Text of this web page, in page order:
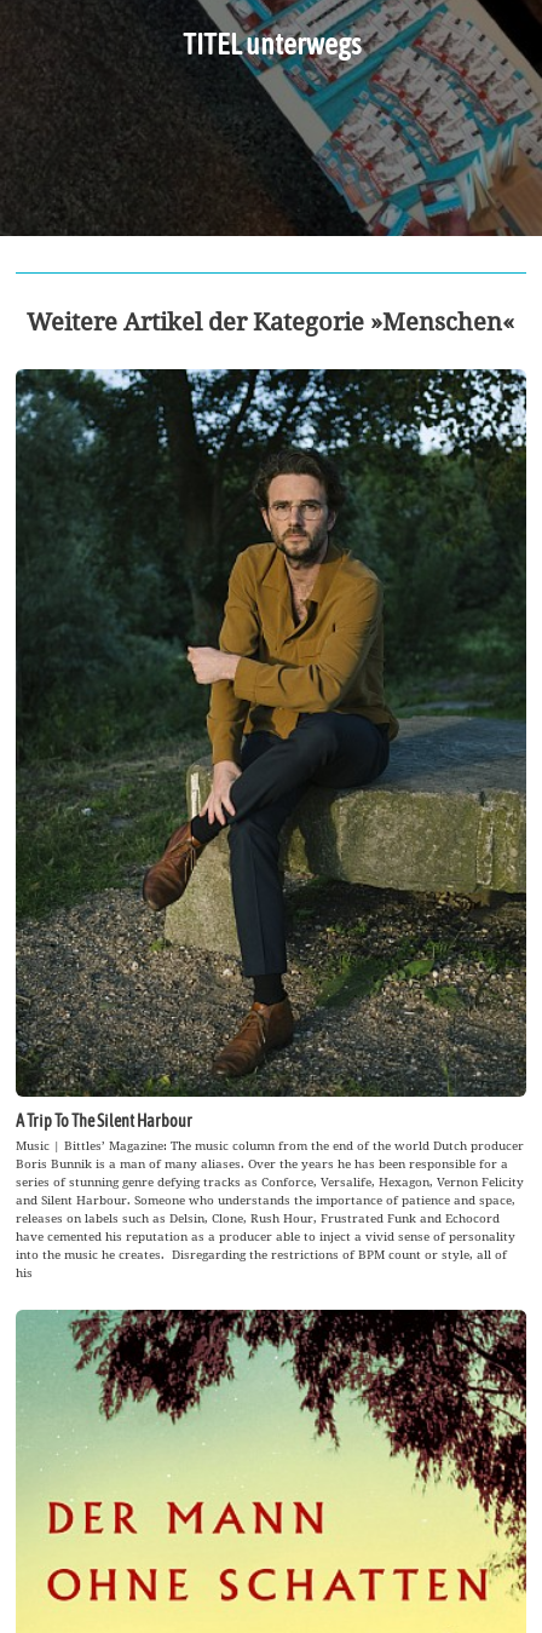
TITEL unterwegs
Weitere Artikel der Kategorie »Menschen«
A Trip To The Silent Harbour
Music | Bittles’ Magazine: The music column from the end of the world Dutch producer
Boris Bunnik is a man of many aliases. Over the years he has been responsible for a
series of stunning genre defying tracks as Conforce, Versalife, Hexagon, Vernon Felicity
and Silent Harbour. Someone who understands the importance of patience and space,
releases on labels such as Delsin, Clone, Rush Hour, Frustrated Funk and Echocord
have cemented his reputation as a producer able to inject a vivid sense of personality
into the music he creates. Disregarding the restrictions of BPM count or style, all of
his